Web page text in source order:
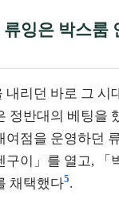
잉은 박스룸
내리던 바로 그 시
정반대의 베팅을
여점을 운영하던
이」를 열고, 「
채택했다5.